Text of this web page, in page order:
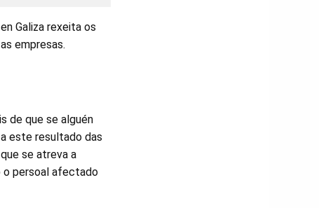
Galiza rexeita os
empresas.
de que se alguén
este resultado das
se atreva a
o persoal afectado